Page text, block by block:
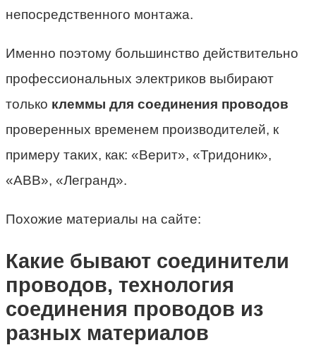
непосредственного монтажа.
Именно поэтому большинство действительно
профессиональных электриков выбирают
только клеммы для соединения проводов
проверенных временем производителей, к
примеру таких, как: «Верит», «Тридоник»,
«АВВ», «Легранд».
Похожие материалы на сайте:
Какие бывают соединители
проводов, технология
соединения проводов из
разных материалов